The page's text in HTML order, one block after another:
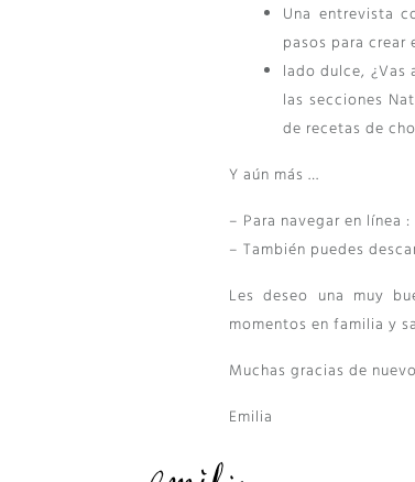
Una entrevista
pasos para
lado dulce, ¿Vas
las secciones
de recetas de
Y aún más …
– Para navegar en línea :
– También puedes
Les deseo una muy
momentos en familia y
Muchas gracias de
Emilia